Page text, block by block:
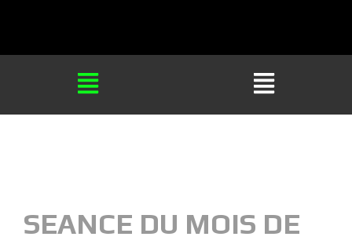
SEANCE DU MOIS DE